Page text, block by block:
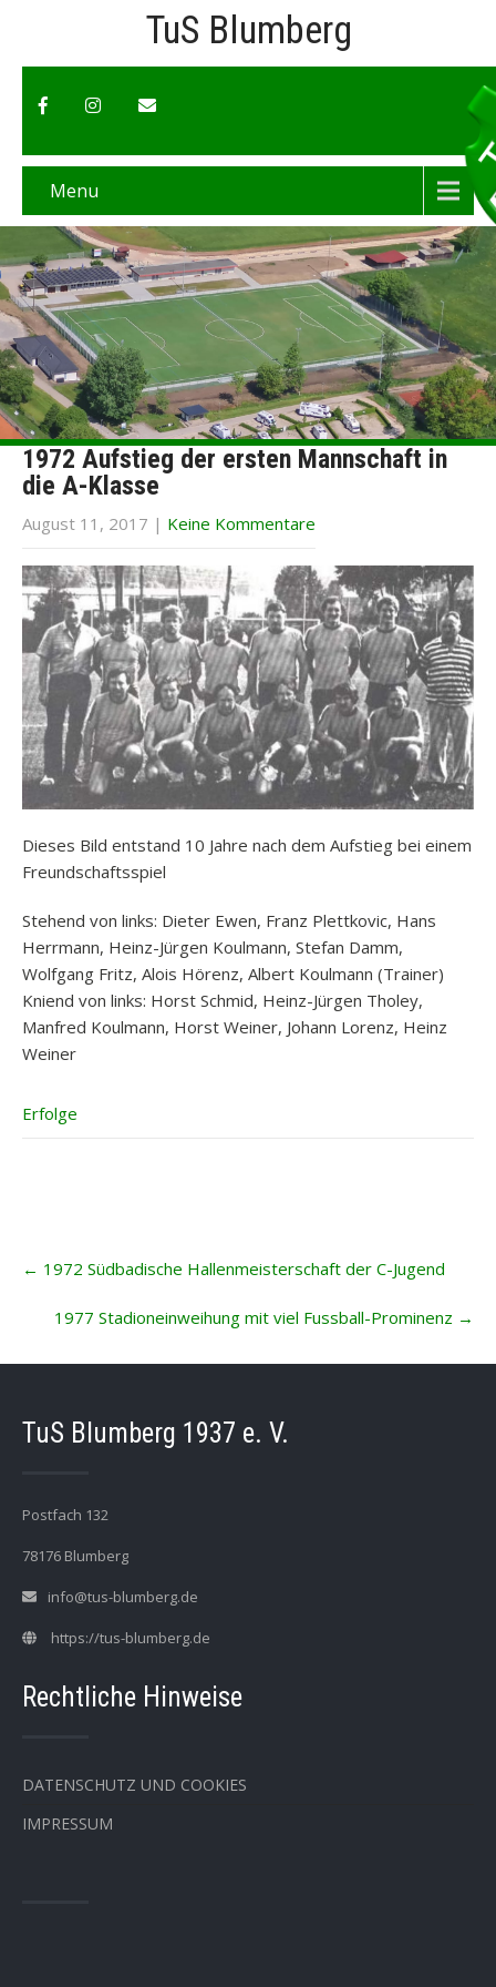
TuS Blumberg
Menu
1972 Aufstieg der ersten Mannschaft in
die A-Klasse
August 11, 2017 | Keine Kommentare
Dieses Bild entstand 10 Jahre nach dem Aufstieg bei einem
Freundschaftsspiel
Stehend von links: Dieter Ewen, Franz Plettkovic, Hans
Herrmann, Heinz-Jürgen Koulmann, Stefan Damm,
Wolfgang Fritz, Alois Hörenz, Albert Koulmann (Trainer)
Kniend von links: Horst Schmid, Heinz-Jürgen Tholey,
Manfred Koulmann, Horst Weiner, Johann Lorenz, Heinz
Weiner
Erfolge
navigation
← 1972 Südbadische Hallenmeisterschaft der C-Jugend
1977 Stadioneinweihung mit viel Fussball-Prominenz →
TuS Blumberg 1937 e. V.
Postfach 132
78176 Blumberg
info@tus-blumberg.de
https://tus-blumberg.de
Rechtliche Hinweise
DATENSCHUTZ UND COOKIES
IMPRESSUM